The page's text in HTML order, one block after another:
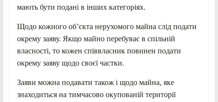
мають бути подані в інших категоріях.
Щодо кожного об’єкта нерухомого майна слід подати
окрему заяву. Якщо майно перебуває в спільній
власності, то кожен співвласник повинен подати
окрему заяву щодо своєї частки.
Заяви можна подавати також і щодо майна, яке
знаходиться на тимчасово окупованій території